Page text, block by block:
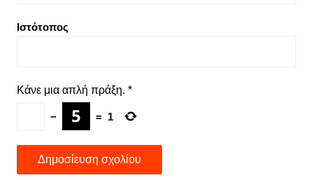
Ιστότοπος
Κάνε μια απλή πράξη. *
− = 1